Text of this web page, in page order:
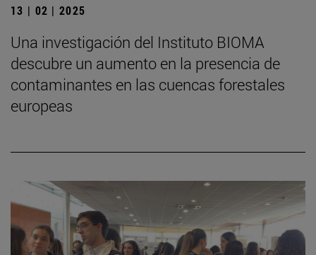
13 | 02 | 2025
Una investigación del Instituto BIOMA
descubre un aumento en la presencia de
contaminantes en las cuencas forestales
europeas